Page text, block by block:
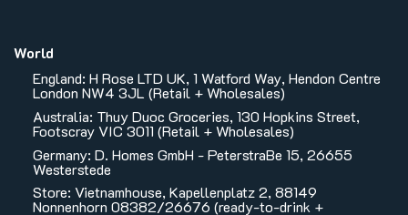
World
England: H Rose LTD UK, 1 Watford Way, Hendon Centre
London NW4 3JL (Retail + Wholesales)
Australia: Thuy Duoc Groceries, 130 Hopkins Street,
Footscray VIC 3011 (Retail + Wholesales)
Germany: D. Homes GmbH - PeterstraBe 15, 26655
Westerstede
Store: Vietnamhouse, Kapellenplatz 2, 88149
Nonnenhorn 08382/26676 (ready-to-drink +